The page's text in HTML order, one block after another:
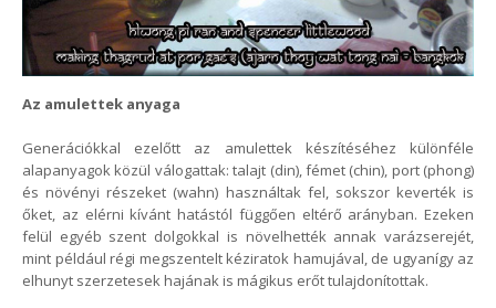
Az amulettek anyaga
Generációkkal ezelőtt az amulettek készítéséhez különféle
alapanyagok közül válogattak: talajt (din), fémet (chin), port (phong)
és növényi részeket (wahn) használtak fel, sokszor keverték is
őket, az elérni kívánt hatástól függően eltérő arányban. Ezeken
felül egyéb szent dolgokkal is növelhették annak varázserejét,
mint például régi megszentelt kéziratok hamujával, de ugyanígy az
elhunyt szerzetesek hajának is mágikus erőt tulajdonítottak.